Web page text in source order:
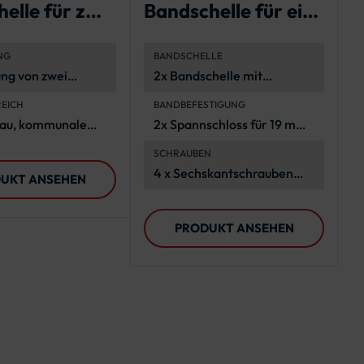
für zwei
von zwei
kommunale
ANSEHEN
Bandschelle für ein
en
BANDSCHELLE
2x Bandschelle mit
BANDBEFESTIGUNG
2x Spannschloss für 19 mm
SCHRAUBEN
4 x Sechskantschrauben
PRODUKT ANSEHEN